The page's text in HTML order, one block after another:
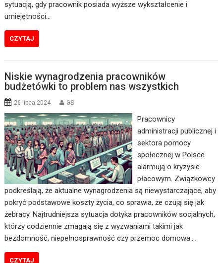
sytuacją, gdy pracownik posiada wyższe wykształcenie i
umiejętności…
CZYTAJ
Niskie wynagrodzenia pracowników
budżetówki to problem nas wszystkich
26 lipca 2024 GS
Pracownicy
administracji publicznej i
sektora pomocy
społecznej w Polsce
alarmują o kryzysie
płacowym. Związkowcy
podkreślają, że aktualne wynagrodzenia są niewystarczające, aby
pokryć podstawowe koszty życia, co sprawia, że czują się jak
żebracy. Najtrudniejsza sytuacja dotyka pracowników socjalnych,
którzy codziennie zmagają się z wyzwaniami takimi jak
bezdomność, niepełnosprawność czy przemoc domowa.…
CZYTAJ